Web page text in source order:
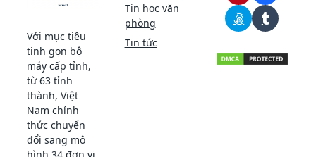
Với mục tiêu
tinh gọn bộ
máy cấp tỉnh,
từ 63 tỉnh
thành, Việt
Nam chính
thức chuyển
đổi sang mô
Tin học văn
phòng
Tin tức